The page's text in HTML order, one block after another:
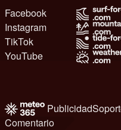
Facebook
Instagram
TikTok
YouTube
Publicidad
Comentario